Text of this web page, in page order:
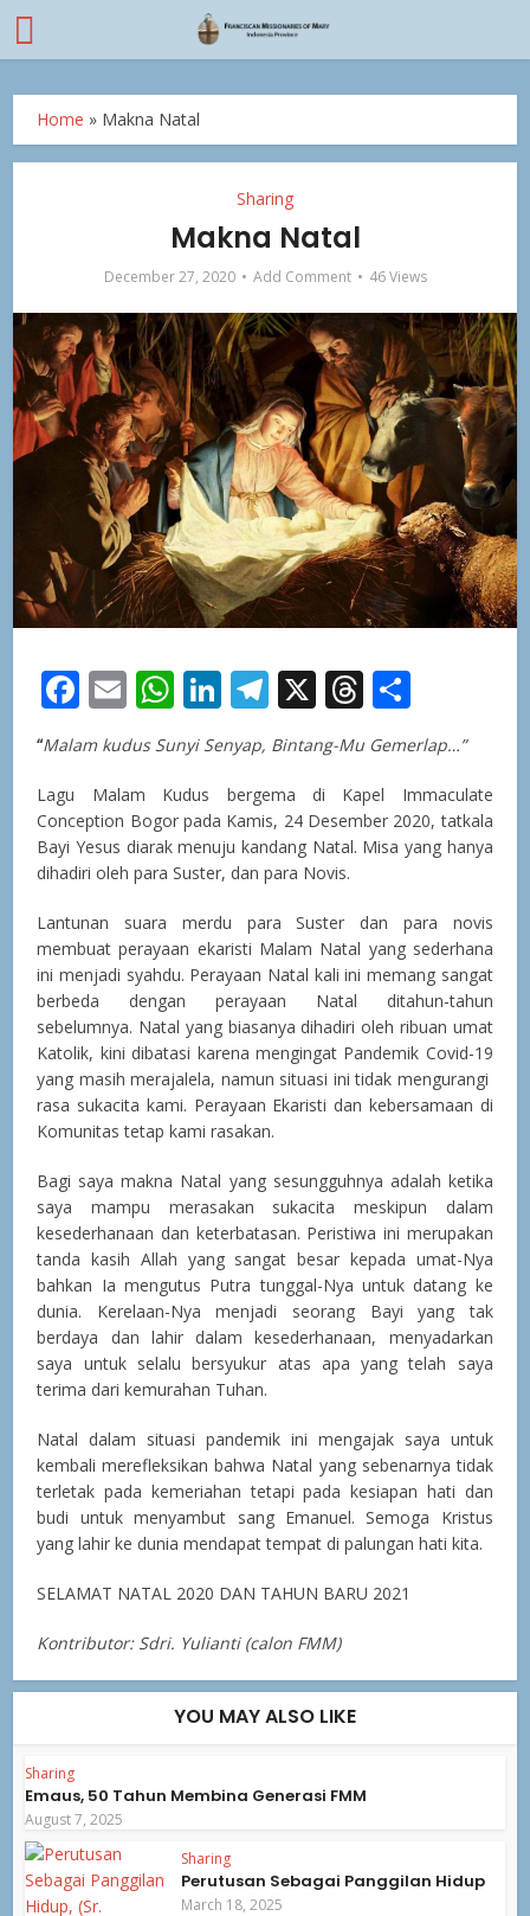
Home » Makna Natal
Sharing
Makna Natal
December 27, 2020 Add Comment 46 Views
Facebook
EmailWhatsApp
LinkedIn
Telegram
X Threads
“Malam kudus Sunyi Senyap, Bintang-Mu Gemerlap…”
Lagu Malam Kudus bergema di Kapel Immaculate
Conception Bogor pada Kamis, 24 Desember 2020, tatkala
Bayi Yesus diarak menuju kandang Natal. Misa yang hanya
dihadiri oleh para Suster, dan para Novis.
Lantunan suara merdu para Suster dan para novis
membuat perayaan ekaristi Malam Natal yang sederhana
ini menjadi syahdu. Perayaan Natal kali ini memang sangat
berbeda dengan perayaan Natal ditahun-tahun
sebelumnya. Natal yang biasanya dihadiri oleh ribuan umat
Katolik, kini dibatasi karena mengingat Pandemik Covid-19
yang masih merajalela, namun situasi ini tidak mengurangi
rasa sukacita kami. Perayaan Ekaristi dan kebersamaan di
Komunitas tetap kami rasakan.
Bagi saya makna Natal yang sesungguhnya adalah ketika
saya mampu merasakan sukacita meskipun dalam
kesederhanaan dan keterbatasan. Peristiwa ini merupakan
tanda kasih Allah yang sangat besar kepada umat-Nya
bahkan Ia mengutus Putra tunggal-Nya untuk datang ke
dunia. Kerelaan-Nya menjadi seorang Bayi yang tak
berdaya dan lahir dalam kesederhanaan, menyadarkan
saya untuk selalu bersyukur atas apa yang telah saya
terima dari kemurahan Tuhan.
Natal dalam situasi pandemik ini mengajak saya untuk
kembali merefleksikan bahwa Natal yang sebenarnya tidak
terletak pada kemeriahan tetapi pada kesiapan hati dan
budi untuk menyambut sang Emanuel. Semoga Kristus
yang lahir ke dunia mendapat tempat di palungan hati kita.
SELAMAT NATAL 2020 DAN TAHUN BARU 2021
Kontributor: Sdri. Yulianti (calon FMM)
YOU MAY ALSO LIKE
Sharing
Emaus, 50 Tahun Membina Generasi FMM
August 7, 2025
Sharing
Perutusan Sebagai Panggilan Hidup
March 18, 2025